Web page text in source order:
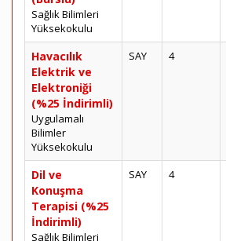
Sağlık Bilimleri
Yüksekokulu
Havacılık
Elektrik ve
Elektroniği
(%25 İndirimli)
Uygulamalı
Bilimler
Yüksekokulu
SAY 4
Dil ve
Konuşma
Terapisi (%25
İndirimli)
Sağlık Bilimleri
SAY 4